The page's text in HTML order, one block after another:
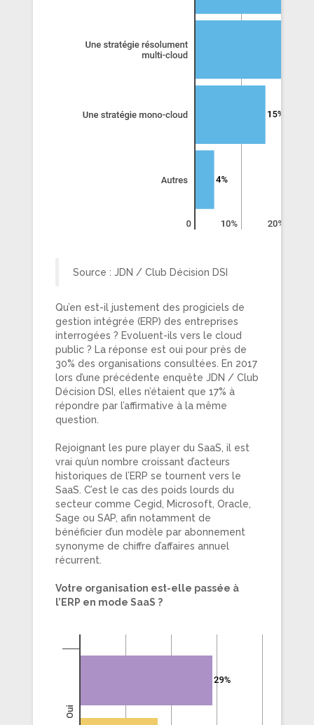
Source : JDN / Club Décision DSI
Qu’en est-il justement des progiciels de
gestion intégrée (ERP) des entreprises
interrogées ? Evoluent-ils vers le cloud
public ? La réponse est oui pour près de
30% des organisations consultées. En 2017
lors d’une précédente enquête JDN / Club
Décision DSI, elles n’étaient que 17% à
répondre par l’affirmative à la même
question.
Rejoignant les pure player du SaaS, il est
vrai qu’un nombre croissant d’acteurs
historiques de l’ERP se tournent vers le
SaaS. C’est le cas des poids lourds du
secteur comme Cegid, Microsoft, Oracle,
Sage ou SAP, afin notamment de
bénéficier d’un modèle par abonnement
synonyme de chiffre d’affaires annuel
récurrent.
Votre organisation est-elle passée à
l’ERP en mode SaaS ?